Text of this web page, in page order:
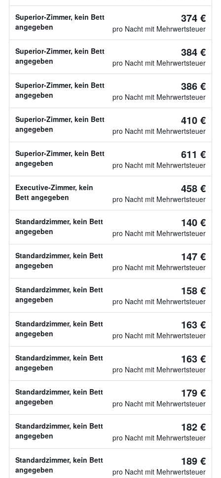
Superior-Zimmer, kein Bett
angegeben
374 €
pro Nacht mit Mehrwertsteuer
Superior-Zimmer, kein Bett
angegeben
384 €
pro Nacht mit Mehrwertsteuer
Superior-Zimmer, kein Bett
angegeben
386 €
pro Nacht mit Mehrwertsteuer
Superior-Zimmer, kein Bett
angegeben
410 €
pro Nacht mit Mehrwertsteuer
Superior-Zimmer, kein Bett
angegeben
611 €
pro Nacht mit Mehrwertsteuer
Executive-Zimmer, kein
Bett angegeben
458 €
pro Nacht mit Mehrwertsteuer
Standardzimmer, kein Bett
angegeben
140 €
pro Nacht mit Mehrwertsteuer
Standardzimmer, kein Bett
angegeben
147 €
pro Nacht mit Mehrwertsteuer
Standardzimmer, kein Bett
angegeben
158 €
pro Nacht mit Mehrwertsteuer
Standardzimmer, kein Bett
angegeben
163 €
pro Nacht mit Mehrwertsteuer
Standardzimmer, kein Bett
angegeben
163 €
pro Nacht mit Mehrwertsteuer
Standardzimmer, kein Bett
angegeben
179 €
pro Nacht mit Mehrwertsteuer
Standardzimmer, kein Bett
angegeben
182 €
pro Nacht mit Mehrwertsteuer
Standardzimmer, kein Bett
angegeben
189 €
pro Nacht mit Mehrwertsteuer